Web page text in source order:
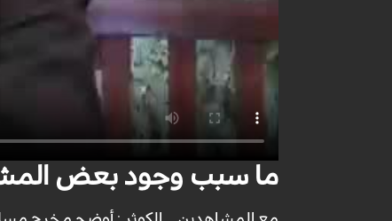
ما سبب وجود بعض